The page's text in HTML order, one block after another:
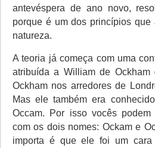
antevéspera de ano novo,
porque é um dos princípios que
natureza.
A teoria já começa com uma
atribuída a William de
Ockham nos arredores de
Mas ele também era
Occam. Por isso vocês
com os dois nomes: Ockam e
importa é que ele foi um